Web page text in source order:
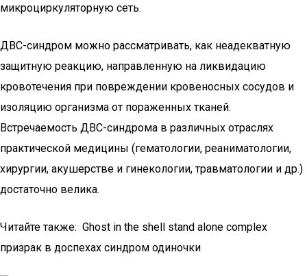
микроциркуляторную сеть.
ДВС-синдром можно рассматривать, как неадекватную
защитную реакцию, направленную на ликвидацию
кровотечения при повреждении кровеносных сосудов и
изоляцию организма от пораженных тканей.
Встречаемость ДВС-синдрома в различных отраслях
практической медицины (гематологии, реаниматологии,
хирургии, акушерстве и гинекологии, травматологии и др.)
достаточно велика.
Читайте также: Ghost in the shell stand alone complex
призрак в доспехах синдром одиночки